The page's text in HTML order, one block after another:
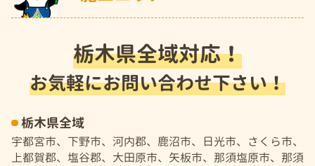
栃木県全域対応！
お気軽にお問い合わせ下さい！
栃木県全域
宇都宮市、下野市、河内郡、鹿沼市、日光市、さくら市、
上都賀郡、塩谷郡、大田原市、矢板市、那須塩原市、那須